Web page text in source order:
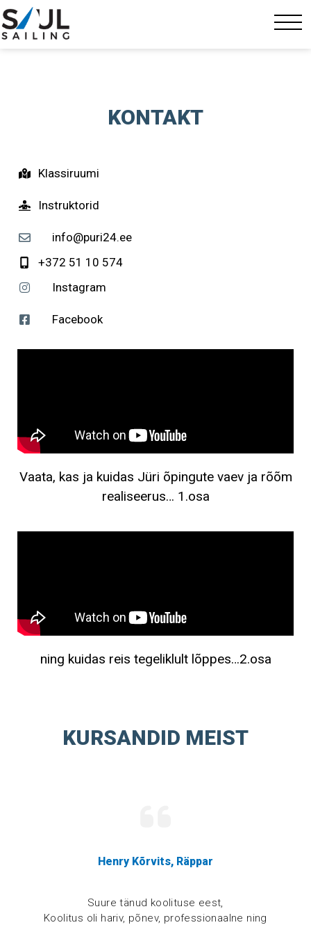
KONTAKT
Klassiruumi
Instruktorid
info@puri24.ee
+372 51 10 574
Instagram
Facebook
Vaata, kas ja kuidas Jüri õpingute vaev ja rõõm
realiseerus… 1.osa
ning kuidas reis tegeliklult lõppes…2.osa
KURSANDID MEIST
Henry Kõrvits, Räppar
Suure tänud koolituse eest,
Koolitus oli hariv, põnev, professionaalne ning